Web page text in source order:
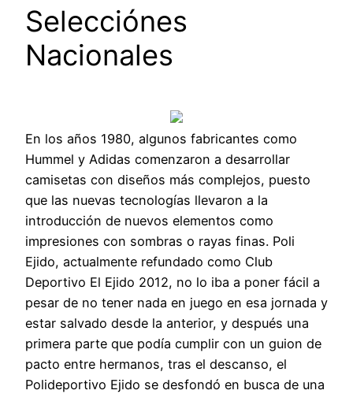
Selecciónes
Nacionales
En los años 1980, algunos fabricantes como
Hummel y Adidas comenzaron a desarrollar
camisetas con diseños más complejos, puesto
que las nuevas tecnologías llevaron a la
introducción de nuevos elementos como
impresiones con sombras o rayas finas. Poli
Ejido, actualmente refundado como Club
Deportivo El Ejido 2012, no lo iba a poner fácil a
pesar de no tener nada en juego en esa jornada y
estar salvado desde la anterior, y después una
primera parte que podía cumplir con un guion de
pacto entre hermanos, tras el descanso, el
Polideportivo Ejido se desfondó en busca de una